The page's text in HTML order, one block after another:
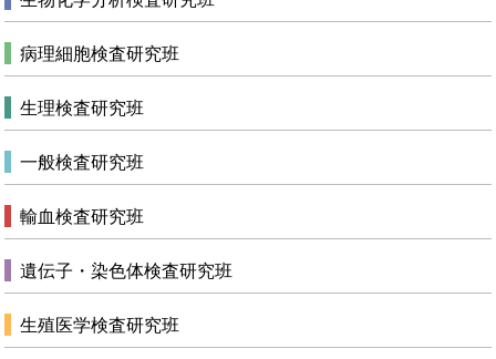
病理細胞検査研究班
生理検査研究班
一般検査研究班
輸血検査研究班
遺伝子・染色体検査研究班
生殖医学検査研究班